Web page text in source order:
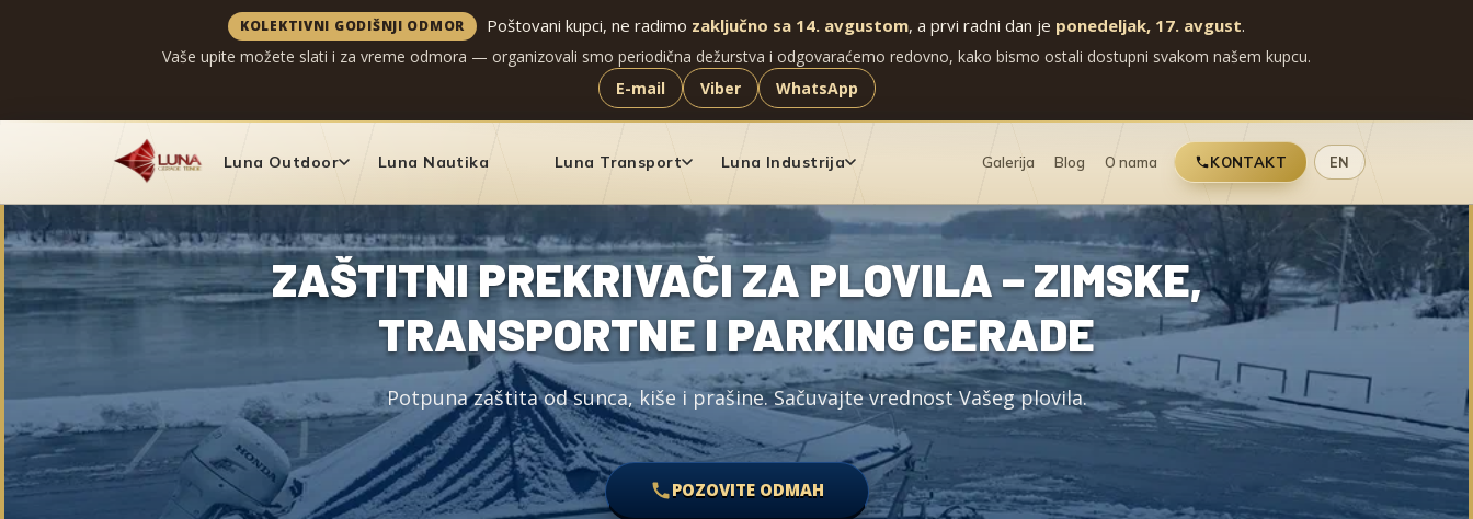
KOLEKTIVNI GODIŠNJI ODMOR Poštovani kupci, ne radimo zaključno sa 14. avgustom, a prvi radni dan je ponedeljak, 17. avgust.
Vaše upite možete slati i za vreme odmora — organizovali smo periodična dežurstva i odgovaraćemo redovno, kako bismo ostali dostupni svakom našem kupcu.
E-mail
Viber WhatsApp
Luna Outdoor Luna Nautika Luna Transport Luna Industrija Galerija Blog O nama KONTAKT EN
ZAŠTITNI PREKRIVAČI ZA PLOVILA – ZIMSKE,
TRANSPORTNE I PARKING CERADE
Potpuna zaštita od sunca, kiše i prašine. Sačuvajte vrednost Vašeg plovila.
POZOVITE ODMAH